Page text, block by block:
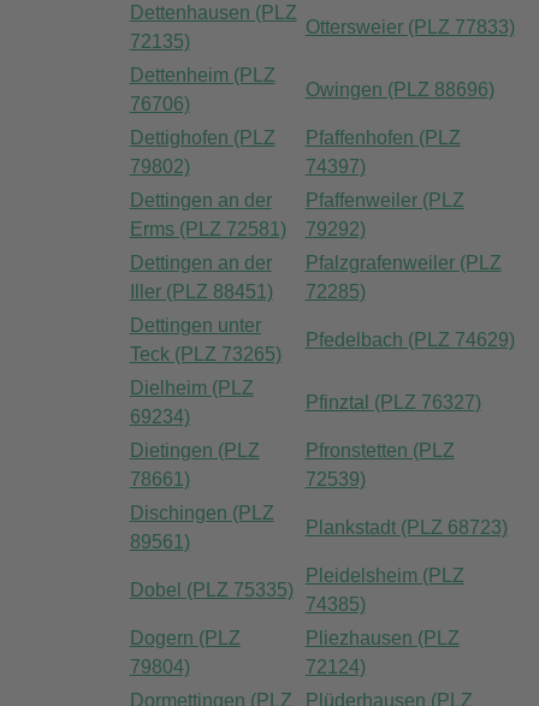
Dettenhausen (PLZ
72135)
Ottersweier (PLZ 77833)
Dettenheim (PLZ
76706)
Owingen (PLZ 88696)
Dettighofen (PLZ
79802)
Pfaffenhofen (PLZ
74397)
Dettingen an der
Erms (PLZ 72581)
Pfaffenweiler (PLZ
79292)
Dettingen an der
Iller (PLZ 88451)
Pfalzgrafenweiler (PLZ
72285)
Dettingen unter
Teck (PLZ 73265)
Pfedelbach (PLZ 74629)
Dielheim (PLZ
69234)
Pfinztal (PLZ 76327)
Dietingen (PLZ
78661)
Pfronstetten (PLZ
72539)
Dischingen (PLZ
89561)
Plankstadt (PLZ 68723)
Dobel (PLZ 75335)
Pleidelsheim (PLZ
74385)
Dogern (PLZ
79804)
Pliezhausen (PLZ
72124)
Dormettingen (PLZ
Plüderhausen (PLZ